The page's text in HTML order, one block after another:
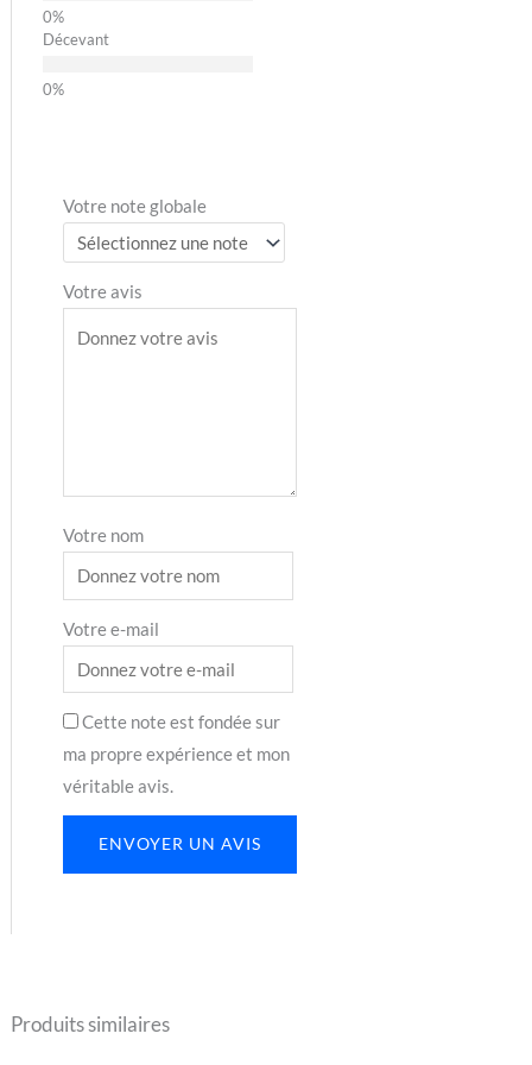
Décevant
Votre note globale
Votre avis
Votre nom
Votre e-mail
Cette note est fondée sur
ma propre expérience et mon
véritable avis.
ENVOYER UN AVIS
Produits similaires